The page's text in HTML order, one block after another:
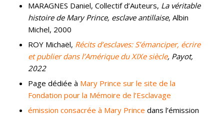
MARAGNES Daniel, Collectif d’Auteurs, La véritable
histoire de Mary Prince, esclave antillaise, Albin
Michel, 2000
ROY Michaël, Récits d’esclaves: S’émanciper, écrire
et publier dans l’Amérique du XIXe siècle, Payot,
2022
Page dédiée à Mary Prince sur le site de la
Fondation pour la Mémoire de l’Esclavage
émission consacrée à Mary Prince dans l’émission